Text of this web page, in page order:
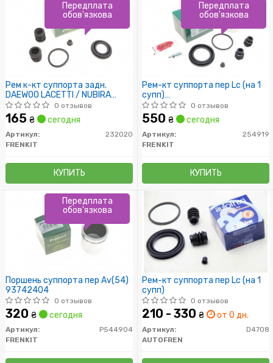
Рем к-кт суппорта задн.
DAEWOO LACETTI / NUBIRA
D32MM 2003-0 отзывов
165 ₴ сегодня
Артикул:
232020
FRENKIT
КУПИТЬ
Передплата
обов'язкова
Рем-кт суппорта пер Lc (на 1
супп)
поршень+уплотнения+штуцер
0 отзывов
550 ₴ сегодня
Артикул:
254919
FRENKIT
КУПИТЬ
Передплата
обов'язкова
Поршень суппорта пер Av(54)
93742404
0 отзывов
320 ₴ сегодня
Артикул:
P544904
FRENKIT
Передплата
обов'язкова
Рем-кт суппорта пер Lc (на 1
супп)
0 отзывов
210 - 330 ₴ от 0 дн.
Артикул:
D4708
AUTOFREN